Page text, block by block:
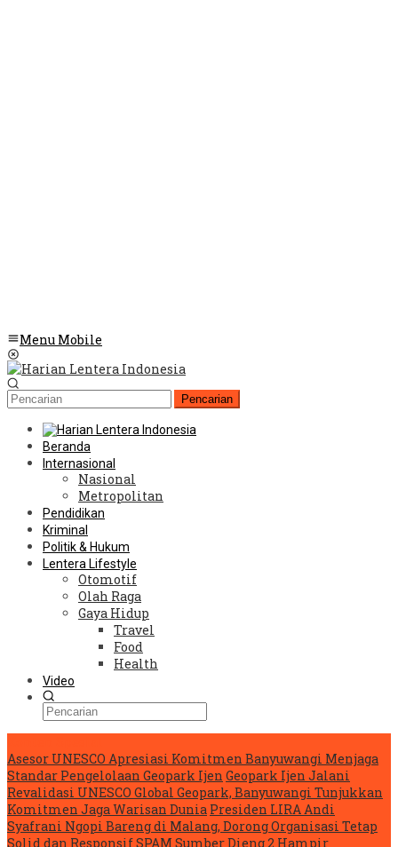
Menu Mobile
Pencarian
Beranda
Internasional
Nasional
Metropolitan
Pendidikan
Kriminal
Politik & Hukum
Lentera Lifestyle
Otomotif
Olah Raga
Gaya Hidup
Travel
Food
Health
Video
Asesor UNESCO Apresiasi Komitmen Banyuwangi Menjaga
Standar Pengelolaan Geopark Ijen Geopark Ijen Jalani
Revalidasi UNESCO Global Geopark, Banyuwangi Tunjukkan
Komitmen Jaga Warisan Dunia Presiden LIRA Andi
Syafrani Ngopi Bareng di Malang, Dorong Organisasi Tetap
Solid dan ResponsifSPAM Sumber Dieng 2 Hampir